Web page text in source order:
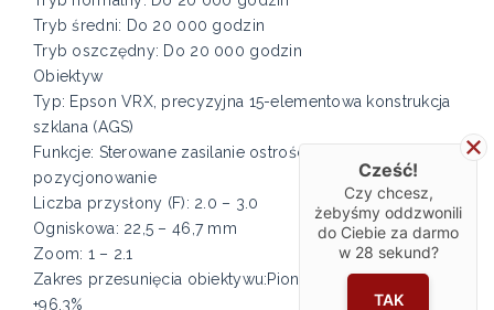
Tryb średni: Do 20 000 godzin
Tryb oszczędny: Do 20 000 godzin
Obiektyw
Typ: Epson VRX, precyzyjna 15-elementowa konstrukcja
szklana (AGS)
Funkcje: Sterowane zasilanie ostrości, zoom optyczny,
pozycjonowanie
Liczba przysłony (F): 2.0 – 3.0
Ogniskowa: 22,5 – 46,7 mm
Zoom: 1 – 2.1
Zakres przesunięcia obiektywu:Pionowo: -96,3% do
+96,3%
Cześć!
Czy chcesz,
żebyśmy oddzwonili
do Ciebie za darmo
w 28 sekund?
TAK